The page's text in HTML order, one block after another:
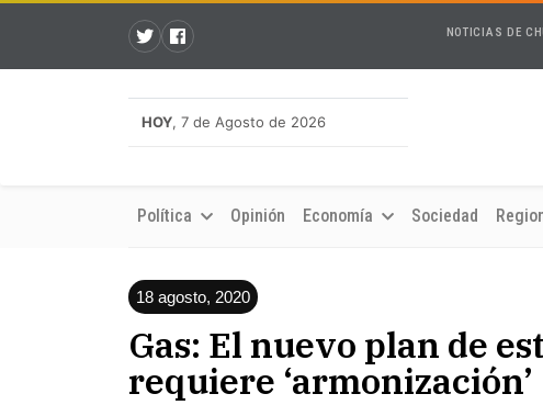
NOTICIAS DE
HOY, 7 de Agosto de 2026
Política Opinión Economía Sociedad
18 agosto, 2020
Gas: El nuevo plan de
requiere ‘armonización’